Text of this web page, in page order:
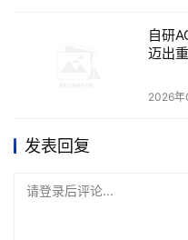
合，大大促进了金融服务
提出了极大的挑战，金融
转变。本次高峰论坛上的
与难题，为我国商业银行
自研
迈出
2026年
发表回复
请登录后评论...